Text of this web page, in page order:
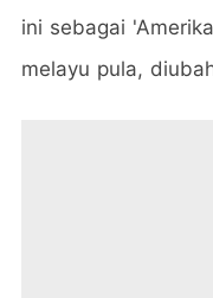
ini sebagai
melayu pula,